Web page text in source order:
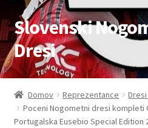
Skip
to
navigation
Skip
to
content
Slovenski
Dresi
Domov
Blog
Domov Reprezentance
Poceni Nogometni dresi kompleti
Portugalska Eusebio Special Edition